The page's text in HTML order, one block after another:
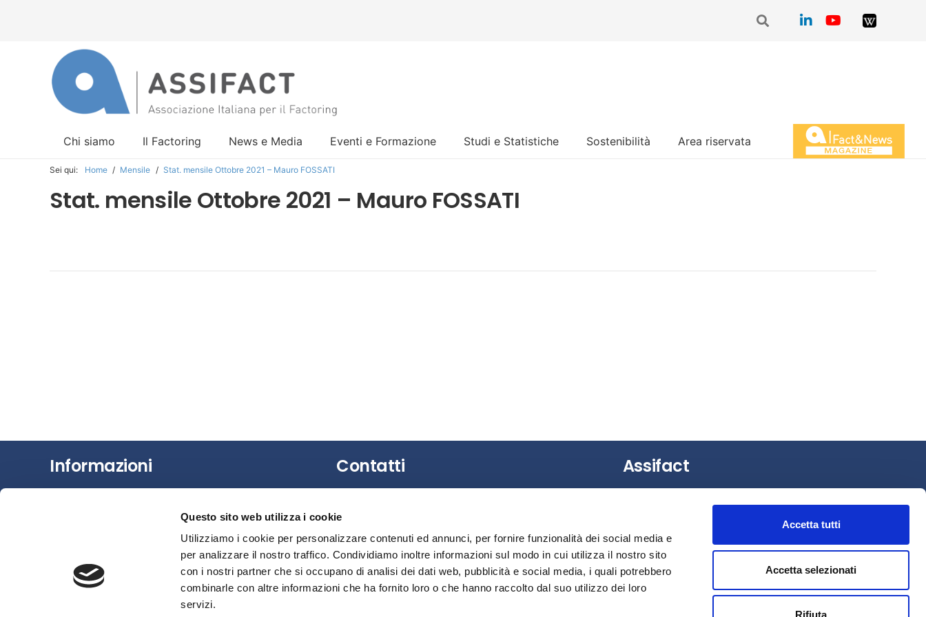
Questo sito web utilizza i cookie
Utilizziamo i cookie per personalizzare contenuti ed annunci, per fornire funzionalità dei social media e
per analizzare il nostro traffico. Condividiamo inoltre informazioni sul modo in cui utilizza il nostro sito
con i nostri partner che si occupano di analisi dei dati web, pubblicità e social media, i quali potrebbero
combinarle con altre informazioni che ha fornito loro o che hanno raccolto dal suo utilizzo dei loro
servizi.
Accetta tutti
Accetta selezionati
Rifiuta
Chi siamo Il Factoring News e Media Eventi e Formazione Studi e Statistiche Sostenibilità Area riservata Magazine Fact&News
Sei qui: Home / Mensile / Stat. mensile Ottobre 2021 – Mauro FOSSATI
Stat. mensile Ottobre 2021 – Mauro FOSSATI
Informazioni
Studi e Statistiche
Contatti
pubblico.
È possibile richiedere un appuntamento
contattando la Segreteria.
Privacy
Assifact
Largo Augusto, 3 –20122 Milano (MI)
Fax: +39 0276020159
Mail:assifact@assifact.it